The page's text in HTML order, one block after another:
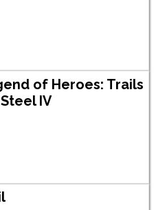
of Heroes: Trails
IV